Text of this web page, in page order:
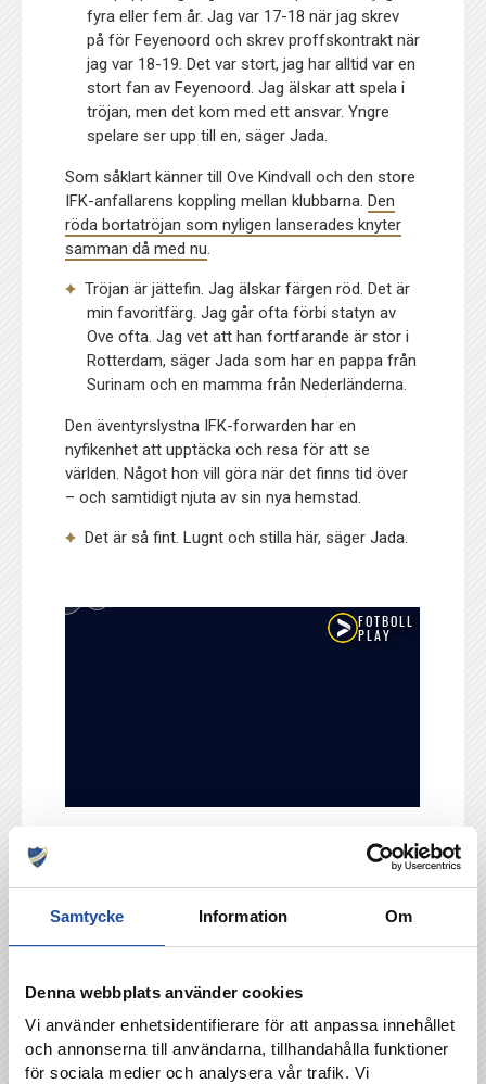
Samtycke Information Om
Denna webbplats använder cookies
Vi använder enhetsidentifierare för att anpassa innehållet
och annonserna till användarna, tillhandahålla funktioner
för sociala medier och analysera vår trafik. Vi
fyra eller fem år. Jag var 17-18 när jag skrev
på för Feyenoord och skrev proffskontrakt när
jag var 18-19. Det var stort, jag har alltid var en
stort fan av Feyenoord. Jag älskar att spela i
tröjan, men det kom med ett ansvar. Yngre
spelare ser upp till en, säger Jada.
Som såklart känner till Ove Kindvall och den store
IFK-anfallarens koppling mellan klubbarna.Den
röda bortatröjan som nyligen lanserades knyter
samman då med nu
Tröjan är jättefin. Jag älskar färgen röd. Det är
min favoritfärg. Jag går ofta förbi statyn av
Ove ofta. Jag vet att han fortfarande är stor i
Rotterdam, säger Jada som har en pappa från
Surinam och en mamma från Nederländerna.
Den äventyrslystna IFK-forwarden har en
nyfikenhet att upptäcka och resa för att se
världen. Något hon vill göra när det finns tid över
– och samtidigt njuta av sin nya hemstad.
Det är så fint. Lugnt och stilla här, säger Jada.